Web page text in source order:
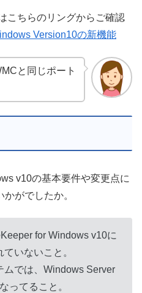
こちらのリングからご確認
Version10の新機能
と同じポート
v10の基本要件や変更点に
がでしたか。
for Windows v10に
いないこと。
ムでは、Windows Server
ってること。